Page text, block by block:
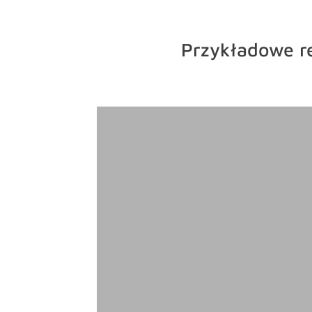
Przykładowe